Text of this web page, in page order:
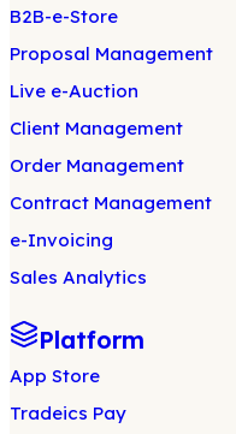
B2B-e-Store
Proposal Management
Live e-Auction
Client Management
Order Management
Contract Management
e-Invoicing
Sales Analytics
Platform
App Store
Tradeics Pay